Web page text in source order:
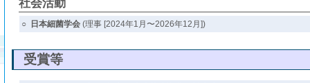
社会活動
○ 日本細菌学会(理事 [2024年1月〜2026年12月])
受賞等